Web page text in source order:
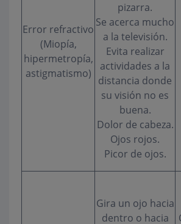
Error refractivo
(Miopía,
hipermetropía,
astigmatismo)
pizarra.
Se acerca mucho
a la televisión.
Evita realizar
actividades a la
distancia donde
su visión no es
buena.
Dolor de cabeza.
Ojos rojos.
Picor de ojos.
Gira un ojo hacia
dentro o hacia